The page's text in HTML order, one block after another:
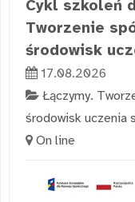
Cykl szkoleń
Tworzenie
środowisk
17.08.2026
Łączymy.
środowisk uczenia
On line